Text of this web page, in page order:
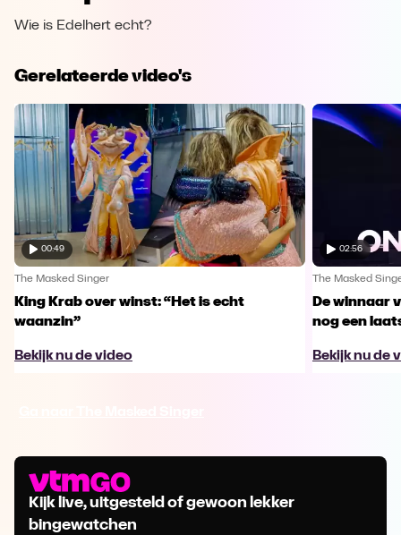
Wie is Edelhert echt?
Gerelateerde video's
00:49
The Masked Singer
King Krab over winst: “Het is echt
waanzin”
Bekijk nu de video
02:56
The Masked
De winnaar
nog een
Bekijk nu de
Kijk live, uitgesteld of gewoon lekker
bingewatchen